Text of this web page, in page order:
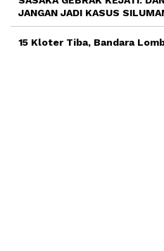
JANGAN JADI KASUS
15 Kloter Tiba, Bandara